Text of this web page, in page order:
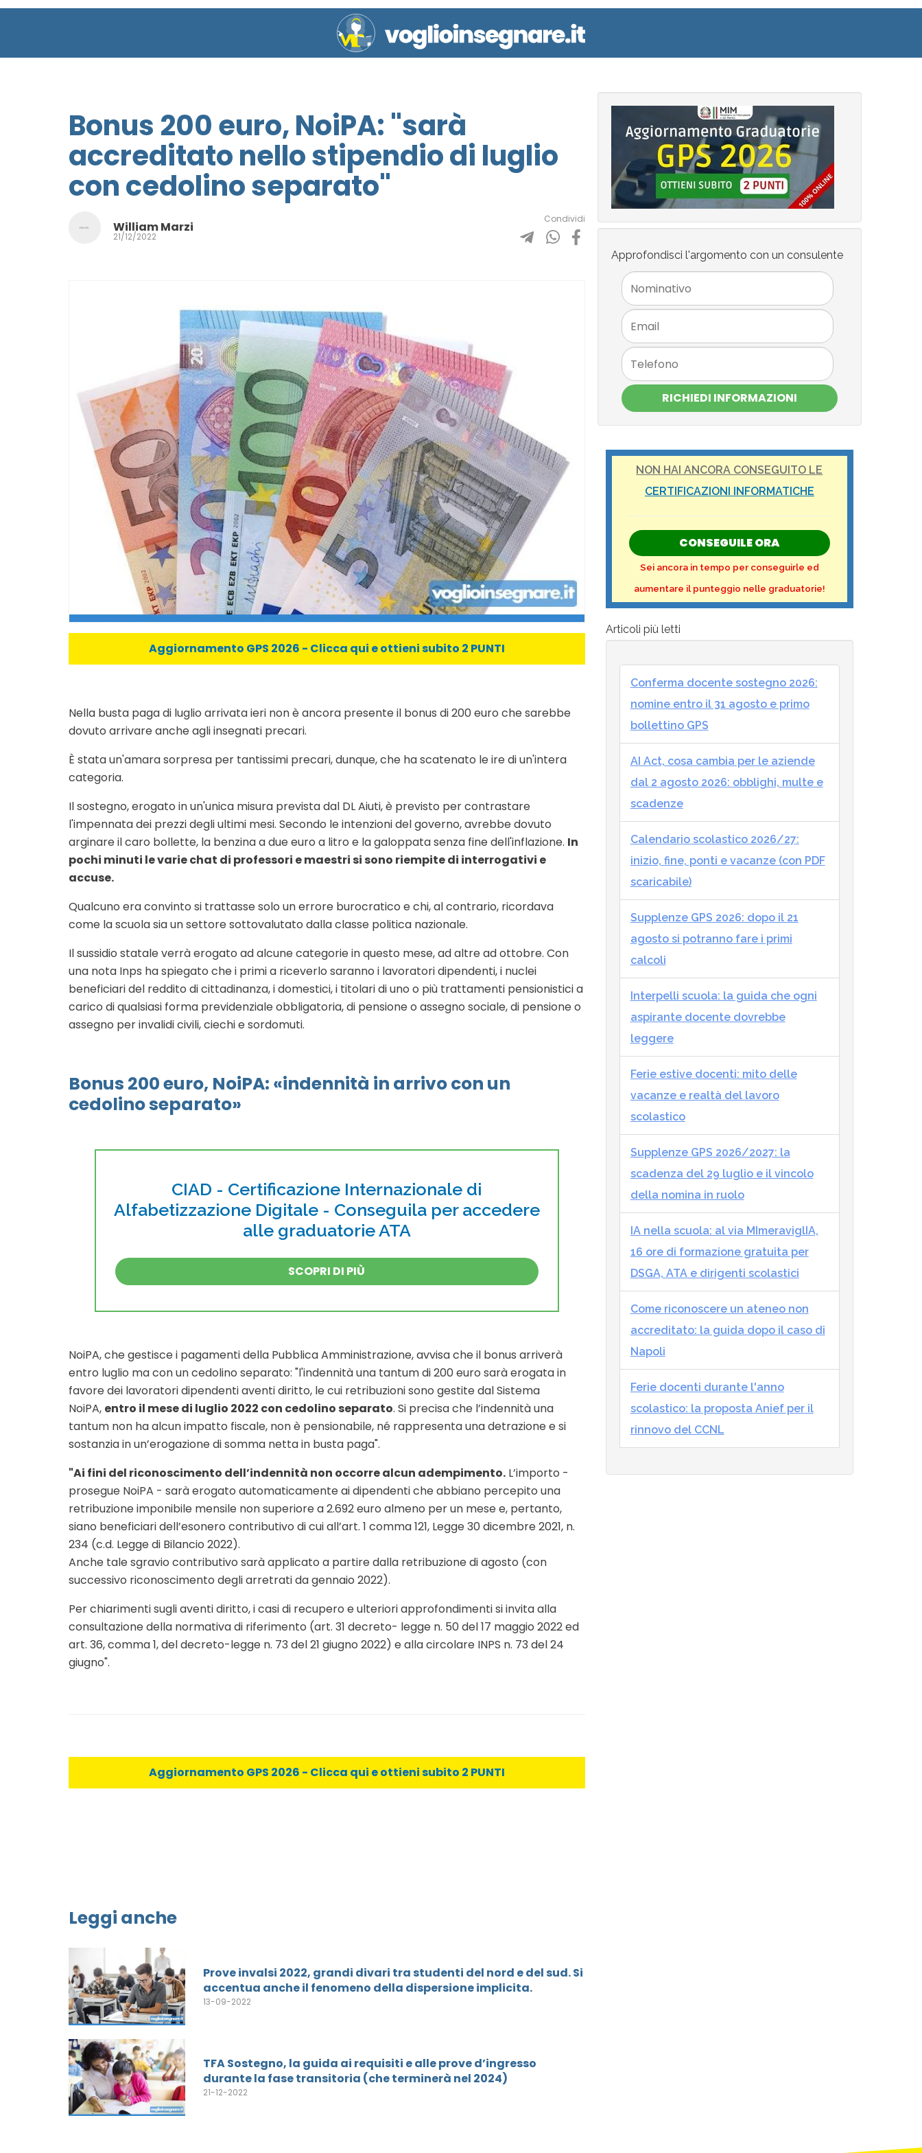
Bonus 200 euro, NoiPA: "sarà
accreditato nello stipendio di luglio
con cedolino separato"
William Marzi
21/12/2022
Condividi
Aggiornamento GPS 2026 - Clicca qui e ottieni subito 2 PUNTI
Nella busta paga di luglio arrivata ieri non è ancora presente il bonus di 200 euro che sarebbe
dovuto arrivare anche agli insegnati precari.
È stata un'amara sorpresa per tantissimi precari, dunque, che ha scatenato le ire di un'intera
categoria.
Il sostegno, erogato in un'unica misura prevista dal DL Aiuti, è previsto per contrastare
l'impennata dei prezzi degli ultimi mesi. Secondo le intenzioni del governo, avrebbe dovuto
arginare il caro bollette, la benzina a due euro a litro e la galoppata senza fine dell'inflazione. In
pochi minuti le varie chat di professori e maestri si sono riempite di interrogativi e
accuse.
Qualcuno era convinto si trattasse solo un errore burocratico e chi, al contrario, ricordava
come la scuola sia un settore sottovalutato dalla classe politica nazionale.
Il sussidio statale verrà erogato ad alcune categorie in questo mese, ad altre ad ottobre. Con
una nota Inps ha spiegato che i primi a riceverlo saranno i lavoratori dipendenti, i nuclei
beneficiari del reddito di cittadinanza, i domestici, i titolari di uno o più trattamenti pensionistici a
carico di qualsiasi forma previdenziale obbligatoria, di pensione o assegno sociale, di pensione o
assegno per invalidi civili, ciechi e sordomuti.
Bonus 200 euro, NoiPA: «indennità in arrivo con un
cedolino separato»
CIAD - Certificazione Internazionale di
Alfabetizzazione Digitale - Conseguila per accedere
alle graduatorie ATA
SCOPRI DI PIÙ
NoiPA, che gestisce i pagamenti della Pubblica Amministrazione, avvisa che il bonus arriverà
entro luglio ma con un cedolino separato: "l'indennità una tantum di 200 euro sarà erogata in
favore dei lavoratori dipendenti aventi diritto, le cui retribuzioni sono gestite dal Sistema
NoiPA, entro il mese di luglio 2022 con cedolino separato. Si precisa che l’indennità una
tantum non ha alcun impatto fiscale, non è pensionabile, né rappresenta una detrazione e si
sostanzia in un’erogazione di somma netta in busta paga".
"Ai fini del riconoscimento dell’indennità non occorre alcun adempimento. L’importo -
prosegue NoiPA - sarà erogato automaticamente ai dipendenti che abbiano percepito una
retribuzione imponibile mensile non superiore a 2.692 euro almeno per un mese e, pertanto,
siano beneficiari dell’esonero contributivo di cui all’art. 1 comma 121, Legge 30 dicembre 2021, n.
234 (c.d. Legge di Bilancio 2022).
Anche tale sgravio contributivo sarà applicato a partire dalla retribuzione di agosto (con
successivo riconoscimento degli arretrati da gennaio 2022).
Per chiarimenti sugli aventi diritto, i casi di recupero e ulteriori approfondimenti si invita alla
consultazione della normativa di riferimento (art. 31 decreto- legge n. 50 del 17 maggio 2022 ed
art. 36, comma 1, del decreto-legge n. 73 del 21 giugno 2022) e alla circolare INPS n. 73 del 24
giugno".
Aggiornamento GPS 2026 - Clicca qui e ottieni subito 2 PUNTI
Leggi anche
Prove invalsi 2022, grandi divari tra studenti del nord e del sud. Si
accentua anche il fenomeno della dispersione implicita.
13-09-2022
TFA Sostegno, la guida ai requisiti e alle prove d’ingresso
durante la fase transitoria (che terminerà nel 2024)
21-12-2022
Approfondisci l'argomento con un consulente
RICHIEDI INFORMAZIONI
NON HAI ANCORA CONSEGUITO LE
CERTIFICAZIONI INFORMATICHE
CONSEGUILE ORA
Sei ancora in tempo per conseguirle ed
aumentare il punteggio nelle graduatorie!
Articoli più letti
Conferma docente sostegno 2026:
nomine entro il 31 agosto e primo
bollettino GPS
AI Act, cosa cambia per le aziende
dal 2 agosto 2026: obblighi, multe e
scadenze
Calendario scolastico 2026/27:
inizio, fine, ponti e vacanze (con PDF
scaricabile)
Supplenze GPS 2026: dopo il 21
agosto si potranno fare i primi
calcoli
Interpelli scuola: la guida che ogni
aspirante docente dovrebbe
leggere
Ferie estive docenti: mito delle
vacanze e realtà del lavoro
scolastico
Supplenze GPS 2026/2027: la
scadenza del 29 luglio e il vincolo
della nomina in ruolo
IA nella scuola: al via MImeraviglIA,
16 ore di formazione gratuita per
DSGA, ATA e dirigenti scolastici
Come riconoscere un ateneo non
accreditato: la guida dopo il caso di
Napoli
Ferie docenti durante l'anno
scolastico: la proposta Anief per il
rinnovo del CCNL